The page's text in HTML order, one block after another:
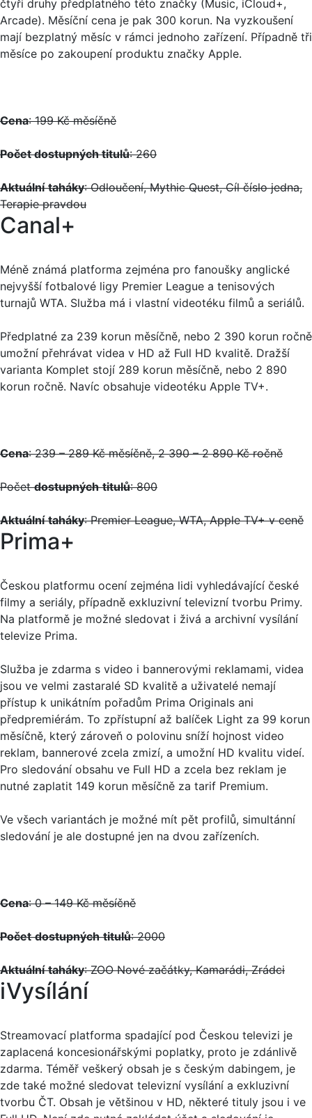
čtyři druhy předplatného této značky (Music, iCloud+,
Arcade). Měsíční cena je pak 300 korun. Na vyzkoušení
mají bezplatný měsíc v rámci jednoho zařízení. Případně tři
měsíce po zakoupení produktu značky Apple.
Cena: 199 Kč měsíčně
Počet dostupných titulů: 260
Aktuální taháky: Odloučení, Mythic Quest, Cíl číslo jedna,
Terapie pravdou
Canal+
Méně známá platforma zejména pro fanoušky anglické
nejvyšší fotbalové ligy Premier League a tenisových
turnajů WTA. Služba má i vlastní videotéku filmů a seriálů.
Předplatné za 239 korun měsíčně, nebo 2 390 korun ročně
umožní přehrávat videa v HD až Full HD kvalitě. Dražší
varianta Komplet stojí 289 korun měsíčně, nebo 2 890
korun ročně. Navíc obsahuje videotéku Apple TV+.
Cena: 239 – 289 Kč měsíčně, 2 390 – 2 890 Kč ročně
Početdostupných titulů: 800
Aktuální taháky: Premier League, WTA, Apple TV+ v ceně
Prima+
Českou platformu ocení zejména lidi vyhledávající české
filmy a seriály, případně exkluzivní televizní tvorbu Primy.
Na platformě je možné sledovat i živá a archivní vysílání
televize Prima.
Služba je zdarma s video i bannerovými reklamami, videa
jsou ve velmi zastaralé SD kvalitě a uživatelé nemají
přístup k unikátním pořadům Prima Originals ani
předpremiérám. To zpřístupní až balíček Light za 99 korun
měsíčně, který zároveň o polovinu sníží hojnost video
reklam, bannerové zcela zmizí, a umožní HD kvalitu videí.
Pro sledování obsahu ve Full HD a zcela bez reklam je
nutné zaplatit 149 korun měsíčně za tarif Premium.
Ve všech variantách je možné mít pět profilů, simultánní
sledování je ale dostupné jen na dvou zařízeních.
Cena: 0 – 149 Kč měsíčně
Počet dostupných titulů: 2000
Aktuální taháky: ZOO Nové začátky, Kamarádi, Zrádci
iVysílání
Streamovací platforma spadající pod Českou televizi je
zaplacená koncesionářskými poplatky, proto je zdánlivě
zdarma. Téměř veškerý obsah je s českým dabingem, je
zde také možné sledovat televizní vysílání a exkluzivní
tvorbu ČT. Obsah je většinou v HD, některé tituly jsou i ve